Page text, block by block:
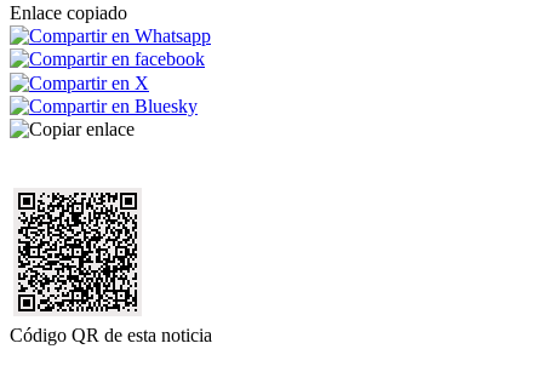
Enlace copiado
Código QR de esta noticia